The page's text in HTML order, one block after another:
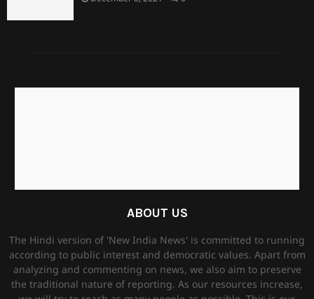
ABOUT US
The Hindi version of 'New India News' is committed to running
according to public interest and democratic values. Apart from
analyzing and commenting on news, we also aim to preserve
the traditional nature of reporting. As our resources increase,